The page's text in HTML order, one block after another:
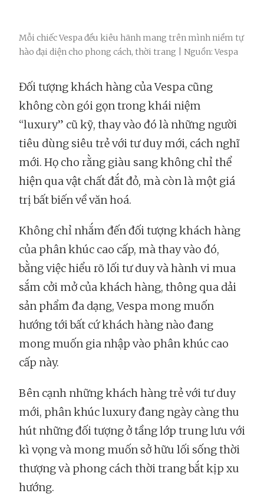
Mỗi chiếc Vespa đều kiêu hãnh mang trên mình niềm tự
hào đại diện cho phong cách, thời trang | Nguồn: Vespa
Đối tượng khách hàng của Vespa cũng
không còn gói gọn trong khái niệm
“luxury” cũ kỹ, thay vào đó là những người
tiêu dùng siêu trẻ với tư duy mới, cách nghĩ
mới. Họ cho rằng giàu sang không chỉ thể
hiện qua vật chất đắt đỏ, mà còn là một giá
trị bất biến về văn hoá.
Không chỉ nhắm đến đối tượng khách hàng
của phân khúc cao cấp, mà thay vào đó,
bằng việc hiểu rõ lối tư duy và hành vi mua
sắm cởi mở của khách hàng, thông qua dải
sản phẩm đa dạng, Vespa mong muốn
hướng tới bất cứ khách hàng nào đang
mong muốn gia nhập vào phân khúc cao
cấp này.
Bên cạnh những khách hàng trẻ với tư duy
mới, phân khúc luxury đang ngày càng thu
hút những đối tượng ở tầng lớp trung lưu với
kì vọng và mong muốn sở hữu lối sống thời
thượng và phong cách thời trang bắt kịp xu
hướng.